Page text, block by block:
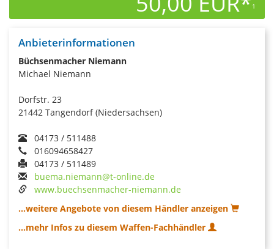
1
Anbieterinformationen
Büchsenmacher Niemann
Michael Niemann
Dorfstr. 23
21442 Tangendorf (Niedersachsen)
04173 / 511488
016094658427
04173 / 511489
buema.niemann@t-online.de
www.buechsenmacher-niemann.de
...weitere Angebote von diesem Händler anzeigen
...mehr Infos zu diesem Waffen-Fachhändler